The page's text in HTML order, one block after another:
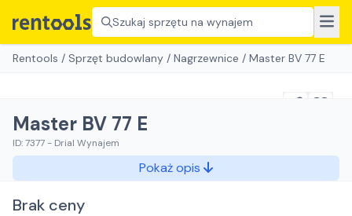
Szukaj sprzętu na wynajem
Rentools / Sprzęt budowlany / Nagrzewnice / Master BV 77 E
Master BV 77 E
ID:7377 - Drial Wynajem
Pokaż opis
Brak ceny